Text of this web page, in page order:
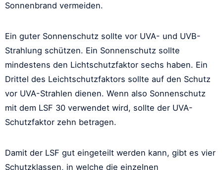
Sonnenbrand vermeiden.
Ein guter Sonnenschutz sollte vor UVA- und UVB-
Strahlung schützen. Ein Sonnenschutz sollte
mindestens den Lichtschutzfaktor sechs haben. Ein
Drittel des Leichtschutzfaktors sollte auf den Schutz
vor UVA-Strahlen dienen. Wenn also Sonnenschutz
mit dem LSF 30 verwendet wird, sollte der UVA-
Schutzfaktor zehn betragen.
Damit der LSF gut eingeteilt werden kann, gibt es vier
Schutzklassen, in welche die einzelnen